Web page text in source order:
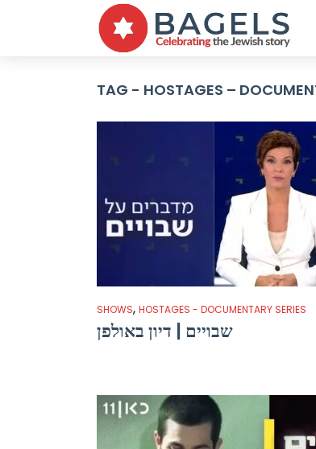
TAG - HOSTAGES –
SHOWS, HOSTAGES - DOCUMENTARY SERIES
שבויים | דיון באולפן